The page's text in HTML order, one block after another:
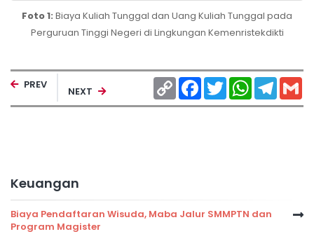
Foto 1: Biaya Kuliah Tunggal dan Uang Kuliah Tunggal pada
Perguruan Tinggi Negeri di Lingkungan Kemenristekdikti
PREV
NEXT
Copy
Link
Facebook
TwitterWhatsApp
Keuangan
Biaya Pendaftaran Wisuda, Maba Jalur SMMPTN dan
Program Magister